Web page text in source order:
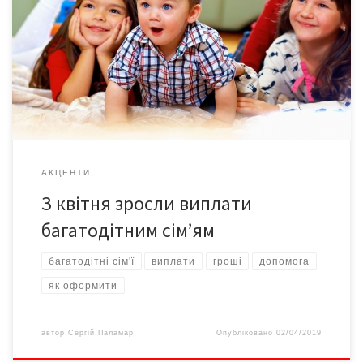
сім’ям. Батьки на кожну третю і наступну дитину щомісяця
отримуватимуть 1,7 тис. грн. Кошти нараховуватимуть
протягом 6 років від народження немовля. Крім того, кожна
сім’я з посвідченням багатодітної має можливість оформити
додаткову допомогу, пише obozrevatel.com. “Якщо в родині
четверо дітей, двом із яких […]
АКЦЕНТИ
З квітня зросли виплати
багатодітним сім’ям
багатодітні сім'ї виплати гроші допомога
як оформити
автор Сергій Паламар Опубліковано02/04/2019